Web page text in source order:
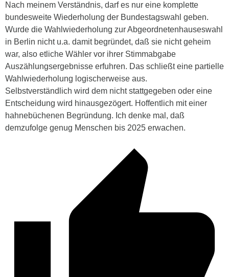
Nach meinem Verständnis, darf es nur eine komplette
bundesweite Wiederholung der Bundestagswahl geben.
Wurde die Wahlwiederholung zur Abgeordnetenhauseswahl
in Berlin nicht u.a. damit begründet, daß sie nicht geheim
war, also etliche Wähler vor ihrer Stimmabgabe
Auszählungsergebnisse erfuhren. Das schließt eine partielle
Wahlwiederholung logischerweise aus.
Selbstverständlich wird dem nicht stattgegeben oder eine
Entscheidung wird hinausgezögert. Hoffentlich mit einer
hahnebüchenen Begründung. Ich denke mal, daß
demzufolge genug Menschen bis 2025 erwachen.